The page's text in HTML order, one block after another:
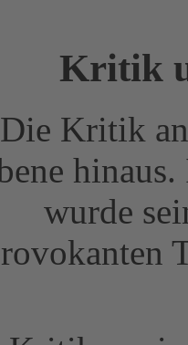
Kritik
Die Kritik
wurde